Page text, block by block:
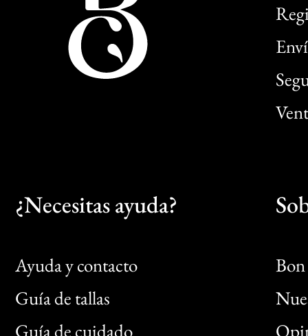
¿Necesitas ayuda?
Ayuda y contacto
Guía de tallas
Guía de cuidado
Bon